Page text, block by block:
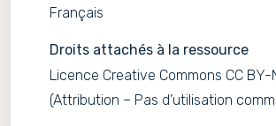
Français
Droits attachés à la ressource
Licence Creative Commons CC BY-
(Attribution – Pas d’utilisation